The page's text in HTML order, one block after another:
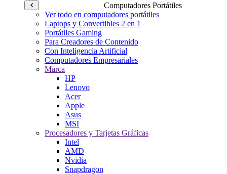
Computadores Portátiles
Ver todo en computadores portátiles
Laptops y Convertibles 2 en 1
Portátiles Gaming
Para Creadores de Contenido
Con Inteligencia Artificial
Computadores Empresariales
Marca
HP
Lenovo
Acer
Apple
Asus
MSI
Procesadores y Tarjetas Gráficas
Intel
AMD
Nvidia
Snapdragon